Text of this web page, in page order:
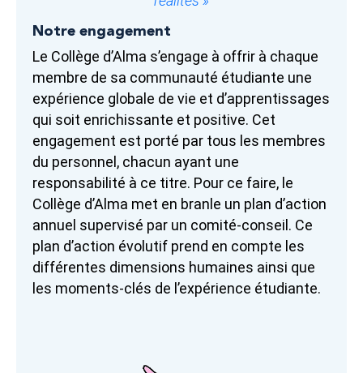
Notre engagement
Le Collège d’Alma s’engage à offrir à chaque
membre de sa communauté étudiante une
expérience globale de vie et d’apprentissages
qui soit enrichissante et positive. Cet
engagement est porté par tous les membres
du personnel, chacun ayant une
responsabilité à ce titre. Pour ce faire, le
Collège d’Alma met en branle un plan d’action
annuel supervisé par un comité-conseil. Ce
plan d’action évolutif prend en compte les
différentes dimensions humaines ainsi que
les moments-clés de l’expérience étudiante.